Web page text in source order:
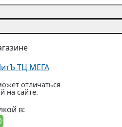
ТЦ МЕГА
отличаться
на сайте.
в: